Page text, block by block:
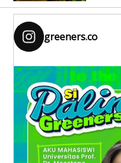
greeners.co